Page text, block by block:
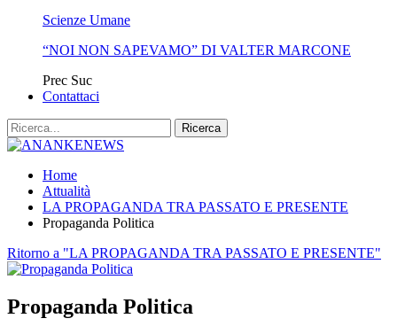
Scienze Umane
“NOI NON SAPEVAMO” DI VALTER MARCONE
Prec Suc
Contattaci
Home
Attualità
LA PROPAGANDA TRA PASSATO E PRESENTE
Propaganda Politica
Ritorno a "LA PROPAGANDA TRA PASSATO E PRESENTE"
Propaganda Politica